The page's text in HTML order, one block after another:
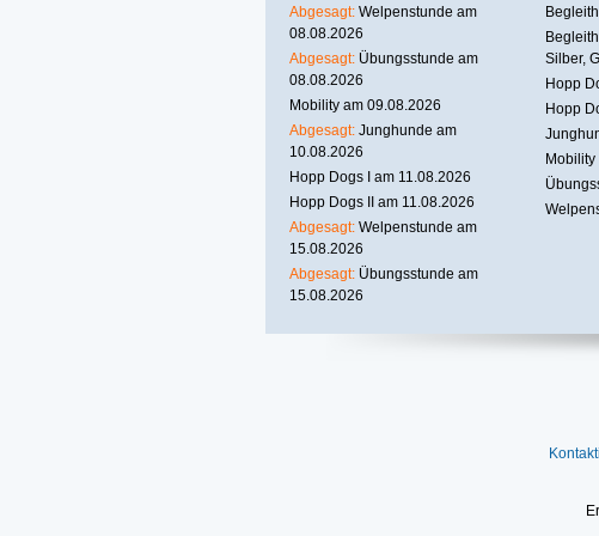
Abgesagt: Welpenstunde am
08.08.2026
Abgesagt: Übungsstunde am
08.08.2026
Mobility am 09.08.2026
Abgesagt: Junghunde am
10.08.2026
Hopp Dogs I am 11.08.2026
Hopp Dogs II am 11.08.2026
Abgesagt: Welpenstunde am
15.08.2026
Abgesagt: Übungsstunde am
15.08.2026
Silber,
Hopp
Hopp
Mobility